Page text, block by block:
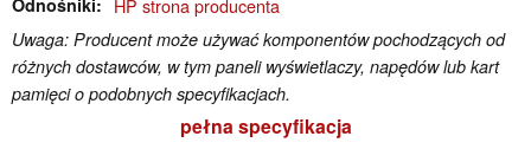
HP strona producenta
Uwaga: Producent może używać komponentów pochodzących od
różnych dostawców, w tym paneli wyświetlaczy, napędów lub kart
pamięci o podobnych specyfikacjach.
pełna specyfikacja